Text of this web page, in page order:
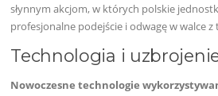
słynnym akcjom, w których polskie
profesjonalne podejście i odwagę w walce
Technologia i
Nowoczesne technologie